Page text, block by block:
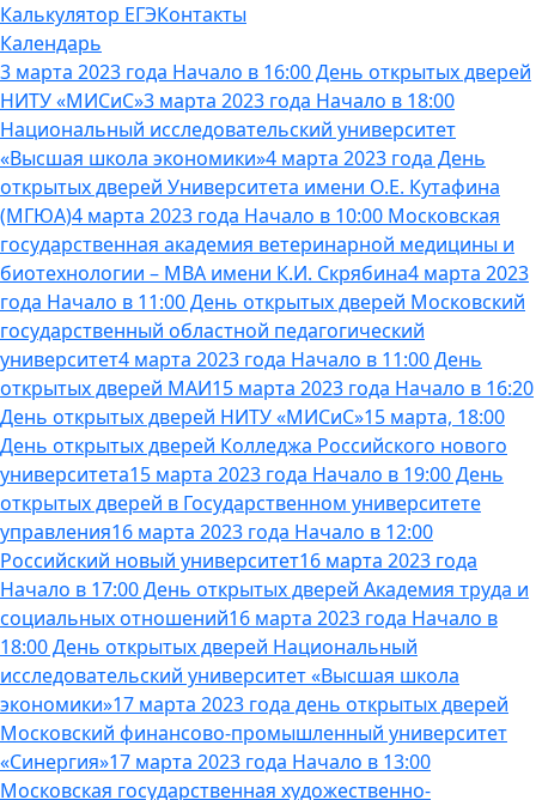
Калькулятор ЕГЭКонтакты
Календарь
3 марта 2023 года Начало в 16:00 День открытых дверей
НИТУ «МИСиС»3 марта 2023 года Начало в 18:00
Национальный исследовательский университет
«Высшая школа экономики»4 марта 2023 года День
открытых дверей Университета имени О.Е. Кутафина
(МГЮА)4 марта 2023 года Начало в 10:00 Московская
государственная академия ветеринарной медицины и
биотехнологии – МВА имени К.И. Скрябина4 марта 2023
года Начало в 11:00 День открытых дверей Московский
государственный областной педагогический
университет4 марта 2023 года Начало в 11:00 День
открытых дверей МАИ15 марта 2023 года Начало в 16:20
День открытых дверей НИТУ «МИСиС»15 марта, 18:00
День открытых дверей Колледжа Российского нового
университета15 марта 2023 года Начало в 19:00 День
открытых дверей в Государственном университете
управления16 марта 2023 года Начало в 12:00
Российский новый университет16 марта 2023 года
Начало в 17:00 День открытых дверей Академия труда и
социальных отношений16 марта 2023 года Начало в
18:00 День открытых дверей Национальный
исследовательский университет «Высшая школа
экономики»17 марта 2023 года день открытых дверей
Московский финансово-промышленный университет
«Синергия»17 марта 2023 года Начало в 13:00
Московская государственная художественно-